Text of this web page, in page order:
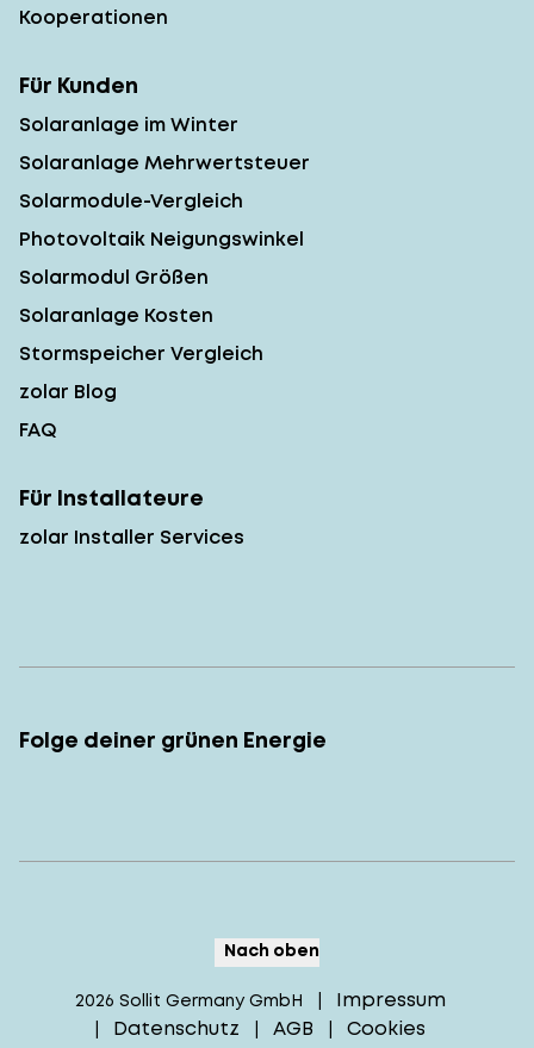
Kooperationen
Für Kunden
Solaranlage im Winter
Solaranlage Mehrwertsteuer
Solarmodule-Vergleich
Photovoltaik Neigungswinkel
Solarmodul Größen
Solaranlage Kosten
Stormspeicher Vergleich
zolar Blog
FAQ
Für Installateure
zolar Installer Services
Folge deiner grünen Energie
Nach oben
2026 Sollit Germany GmbH | Impressum
| Datenschutz | AGB | Cookies